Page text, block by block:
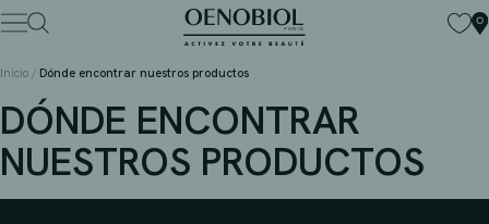
Skip
to
Inicio / Dónde encontrar nuestros productos
DÓNDE ENCONTRAR
NUESTROS PRODUCTOS